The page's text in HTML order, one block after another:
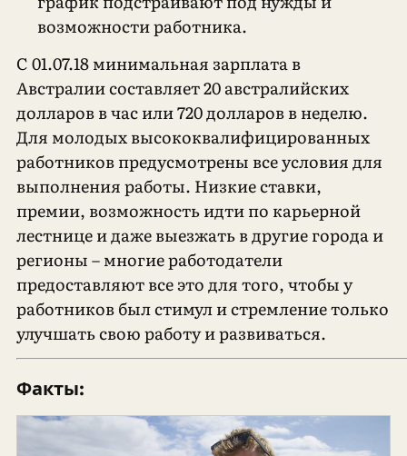
возможности работника.
С 01.07.18 минимальная зарплата в
Австралии составляет 20 австралийских
долларов в час или 720 долларов в неделю.
Для молодых высококвалифицированных
работников предусмотрены все условия для
выполнения работы. Низкие ставки,
премии, возможность идти по карьерной
лестнице и даже выезжать в другие города и
регионы – многие работодатели
предоставляют все это для того, чтобы у
работников был стимул и стремление только
улучшать свою работу и развиваться.
Факты: